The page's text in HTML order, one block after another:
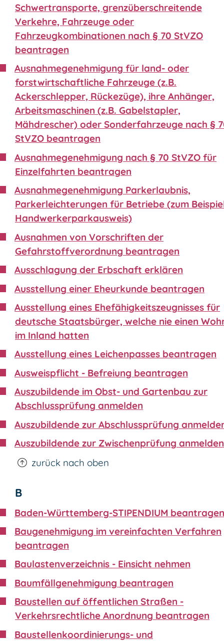
Schwertransporte, grenzüberschreitende
Verkehre, Fahrzeuge oder
Fahrzeugkombinationen nach § 70 StVZO
beantragen
Ausnahmegenehmigung für land- oder
forstwirtschaftliche Fahrzeuge (z.B.
Ackerschlepper, Rückezüge), ihre Anhänger,
Arbeitsmaschinen (z.B. Gabelstapler,
Mähdrescher) oder Sonderfahrzeuge nach §
StVZO beantragen
Ausnahmegenehmigung nach § 70 StVZO für
Einzelfahrten beantragen
Ausnahmegenehmigung Parkerlaubnis,
Parkerleichterungen für Betriebe (zum
Handwerkerparkausweis)
Ausnahmen von Vorschriften der
Gefahrstoffverordnung beantragen
Ausschlagung der Erbschaft erklären
Ausstellung einer Eheurkunde beantragen
Ausstellung eines Ehefähigkeitszeugnisses für
deutsche Staatsbürger, welche nie einen
im Inland hatten
Ausstellung eines Leichenpasses beantragen
Ausweispflicht - Befreiung beantragen
Auszubildende im Obst- und Gartenbau zur
Abschlussprüfung anmelden
Auszubildende zur Abschlussprüfung
Auszubildende zur Zwischenprüfung anmelden
zurück nach oben
B
Baden-Württemberg-STIPENDIUM beantragen
Baugenehmigung im vereinfachten Verfahren
beantragen
Baulastenverzeichnis - Einsicht nehmen
Baumfällgenehmigung beantragen
Baustellen auf öffentlichen Straßen -
Verkehrsrechtliche Anordnung beantragen
Baustellenkoordinierungs- und